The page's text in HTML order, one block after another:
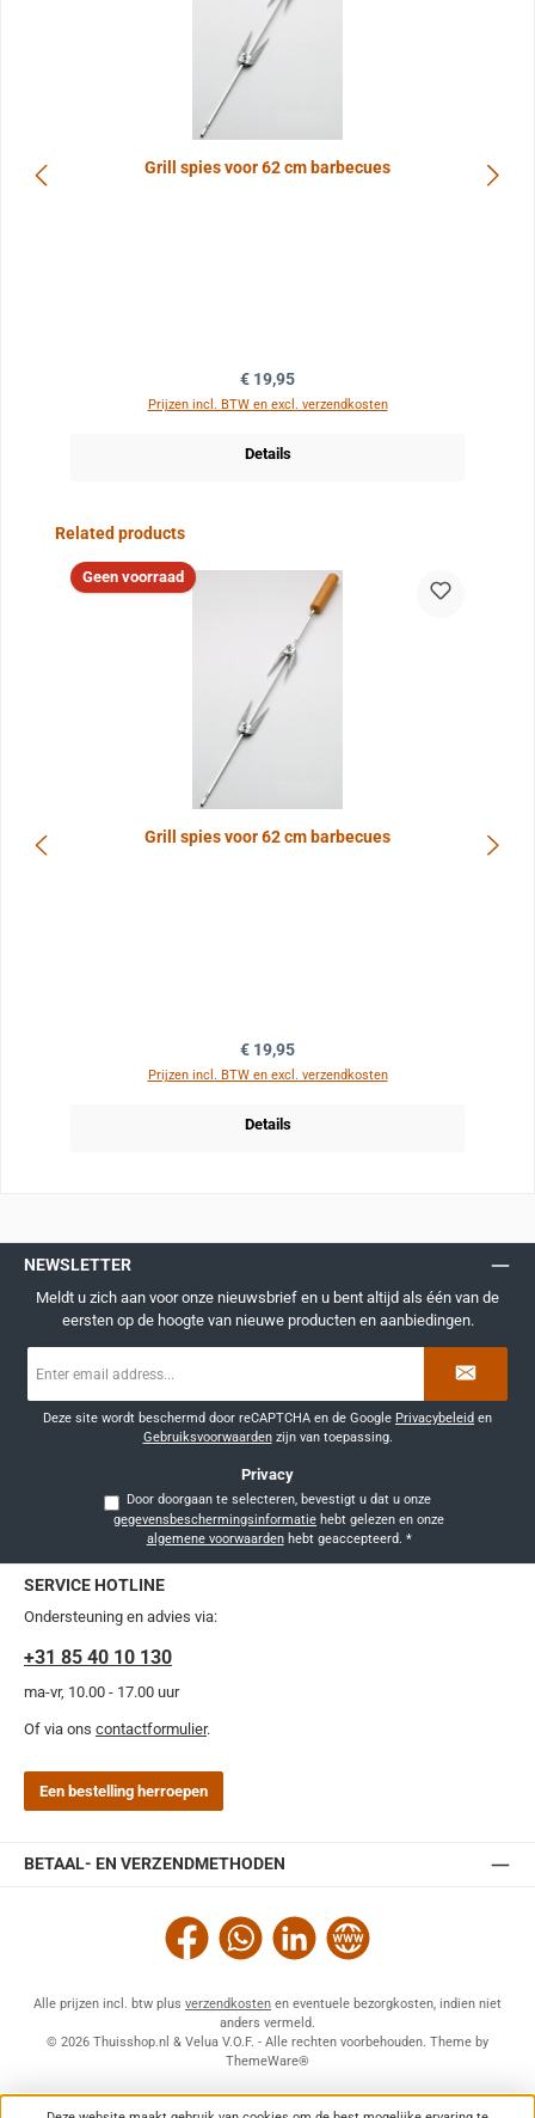
Grill spies voor 62 cm barbecues
Normale prijs:
€ 19,95
Prijzen incl. BTW en excl. verzendkosten
Details
Sla de afbeeldingengalerij over
Related products
Geen voorraad
Grill spies voor 62 cm barbecues
Normale prijs:
€ 19,95
Prijzen incl. BTW en excl. verzendkosten
Details
NEWSLETTER
Meldt u zich aan voor onze nieuwsbrief en u bent altijd als één van de
eersten op de hoogte van nieuwe producten en aanbiedingen.
mailadres
Deze site wordt beschermd door reCAPTCHA en de Google Privacybeleid en
Gebruiksvoorwaardenzijn van toepassing.
Privacy
Door doorgaan te selecteren, bevestigt u dat u onze
gegevensbeschermingsinformatie
algemene voorwaardenhebt geaccepteerd. *
SERVICE HOTLINE
Ondersteuning en advies via:
+31 85 40 10 130
ma-vr, 10.00 - 17.00 uur
Of via ons contactformulier.
Een bestelling herroepen
BETAAL- EN VERZENDMETHODEN
Facebook WhatsAppLinkedIn Website
Alle prijzen incl. btw plus verzendkosten en eventuele bezorgkosten, indien niet
anders vermeld.
© 2026 Thuisshop.nl & Velua V.O.F. - Alle rechten voorbehouden. Theme by
ThemeWare®